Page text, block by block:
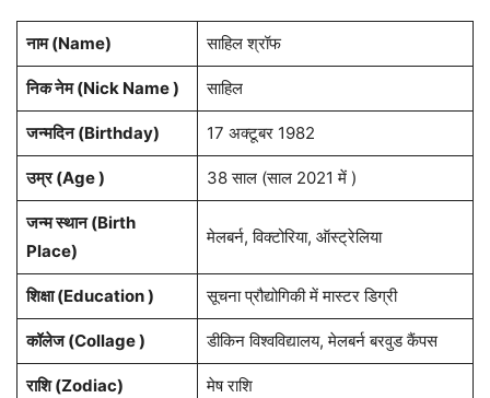
नाम (Name) साहिल श्रॉफ
निक नेम (Nick Name ) साहिल
जन्मदिन (Birthday) 17 अक्टूबर 1982
उम्र (Age ) 38 साल (साल 2021 में )
जन्म स्थान (Birth
Place)
मेलबर्न, विक्टोरिया, ऑस्ट्रेलिया
शिक्षा (Education ) सूचना प्रौद्योगिकी में मास्टर डिग्री
कॉलेज (Collage ) डीकिन विश्वविद्यालय, मेलबर्न बरवुड कैंपस
राशि(Zodiac) मेष राशि